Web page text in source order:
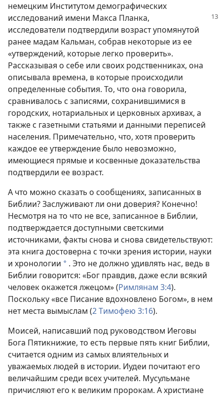
немецким Институтом демографических
исследований имени Макса Планка,
исследователи подтвердили возраст упомянутой
ранее мадам Кальман, собрав некоторые из ее
«утверждений, которые легко проверить».
Рассказывая о себе или своих родственниках, она
описывала времена, в которые происходили
определенные события. То, что она говорила,
сравнивалось с записями, сохранившимися в
городских, нотариальных и церковных архивах, а
также с газетными статьями и данными переписей
населения. Примечательно, что, хотя проверить
каждое ее утверждение было невозможно,
имеющиеся прямые и косвенные доказательства
подтвердили ее возраст.
А что можно сказать о сообщениях, записанных в
Библии? Заслуживают ли они доверия? Конечно!
Несмотря на то что не все, записанное в Библии,
подтверждается доступными светскими
источниками, факты снова и снова свидетельствуют:
эта книга достоверна с точки зрения истории, науки
и хронологии * . Это не должно удивлять нас, ведь в
Библии говорится: «Бог правдив, даже если всякий
человек окажется лжецом» (Римлянам 3:4).
Поскольку «все Писание вдохновлено Богом», в нем
нет места вымыслам (2 Тимофею 3:16).
Моисей, написавший под руководством Иеговы
Бога Пятикнижие, то есть первые пять книг Библии,
считается одним из самых влиятельных и
уважаемых людей в истории. Иудеи почитают его
величайшим среди всех учителей. Мусульмане
причисляют его к великим пророкам. А христиане